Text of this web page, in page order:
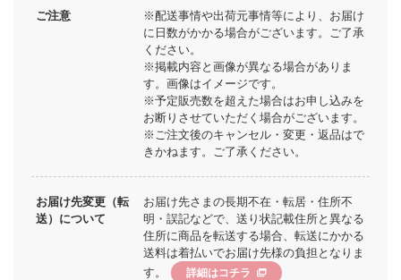
ご注意
※配送事情や出荷元事情等により、お届け
に日数がかかる場合がございます。ご了承
ください。
※掲載内容と画像が異なる場合がありま
す。画像はイメージです。
※予定販売数を超えた場合はお申し込みを
お断りさせていただく場合がございます。
※ご注文後のキャンセル・変更・返品はで
きかねます。ご了承ください。
お届け先変更（転
送）について
お届け先さまの長期不在・転居・住所不
明・誤記などで、送り状記載住所と異なる
住所に商品を転送する場合、転送にかかる
送料は着払いでお届け先様の負担となりま
す。
詳細はコチラ